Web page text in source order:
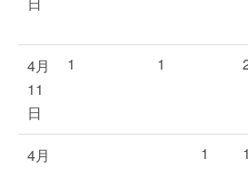
4月
11
日
1 1
4月
1 1